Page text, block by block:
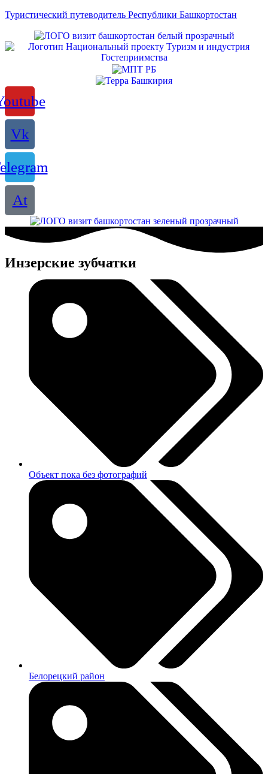
Туристический путеводитель Республики Башкортостан
Vk
At
Инзерские зубчатки
Объект пока без фотографий
Белорецкий район